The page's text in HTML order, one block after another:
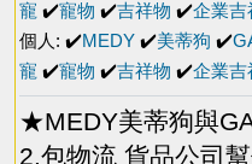
寵 ✔️寵物 ✔️吉祥物 ✔️企業吉
個人: ✔️MEDY ✔️美蒂狗 ✔️
寵 ✔️寵物 ✔️吉祥物 ✔️企業吉
★MEDY美蒂狗與
2.包物流 貨品公司